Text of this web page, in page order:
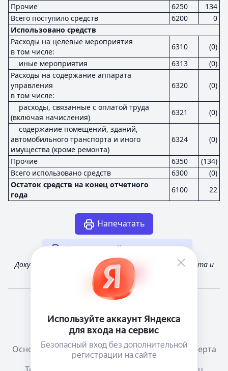
Прочие
6250
134
Всего поступило средств
6200
0
Использовано средств
Расходы на целевые мероприятия
в том числе:
6310
(0)
иные мероприятия
6313
(0)
Расходы на содержание аппарата
управления
в том числе:
6320 (0)
расходы, связанные с оплатой труда
(включая начисления)
6321
(0)
содержание помещений, зданий,
автомобильного транспорта и иного
имущества (кроме ремонта)
6324 (0)
Прочие 6350
(134)
Всего использовано средств
6300
(0)
Остаток средств на конец отчетного
года
6100 22
Напечатать
Другая случайная отчетность
Документ получен из открытых источников Росстата и
Федеральной налоговой службы России
Телеграм канал о сервисе
Основания размещения информации
Оферта